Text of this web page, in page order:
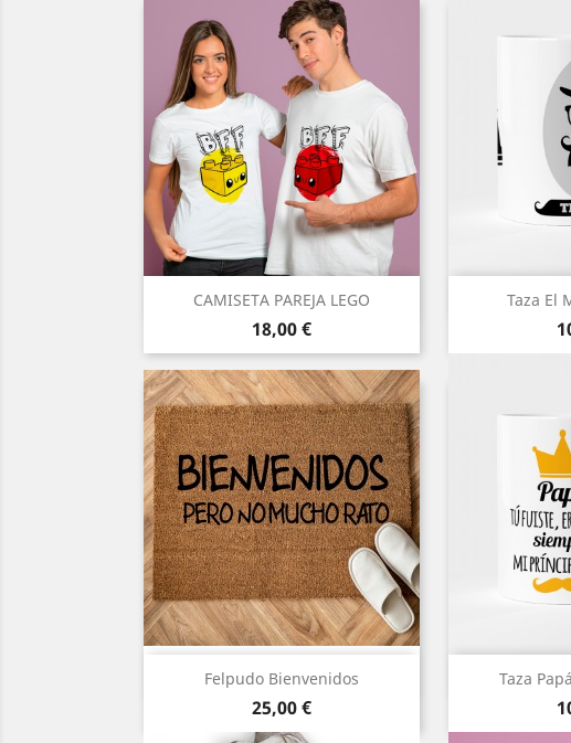
CAMISETA PAREJA LEGO
Precio
18,00 €
Vista rápida Taza El

Felpudo Bienvenidos
Precio
25,00 €
Vista rápida Taza